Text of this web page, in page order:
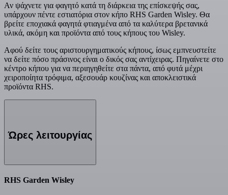
Αν ψάχνετε για φαγητό κατά τη διάρκεια της επίσκεψής σας,
υπάρχουν πέντε εστιατόρια στον κήπο RHS Garden Wisley. Θα
βρείτε εποχιακά φαγητά φτιαγμένα από τα καλύτερα βρετανικά
υλικά, ακόμη και προϊόντα από τους κήπους του Wisley.
Αφού δείτε τους αριστουργηματικούς κήπους, ίσως εμπνευστείτε
να δείτε πόσο πράσινος είναι ο δικός σας αντίχειρας. Πηγαίνετε στο
κέντρο κήπου για να περιηγηθείτε στα πάντα, από φυτά μέχρι
χειροποίητα τρόφιμα, αξεσουάρ κουζίνας και αποκλειστικά
προϊόντα RHS.
Ώρες λειτουργίας
RHS Garden Wisley